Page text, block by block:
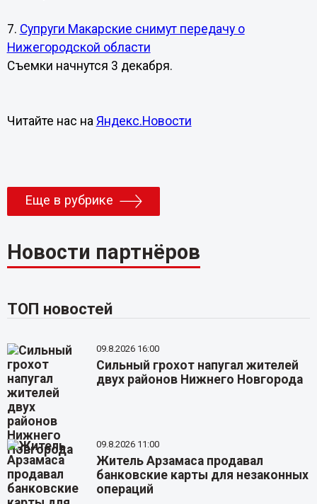
7. Супруги Макарские снимут передачу о
Нижегородской области
Съемки начнутся 3 декабря.
Читайте нас на Яндекс.Новости
Еще в рубрике
Новости партнёров
ТОП новостей
09.8.2026 16:00
Сильный грохот напугал жителей
двух районов Нижнего Новгорода
09.8.2026 11:00
Житель Арзамаса продавал
банковские карты для незаконных
операций